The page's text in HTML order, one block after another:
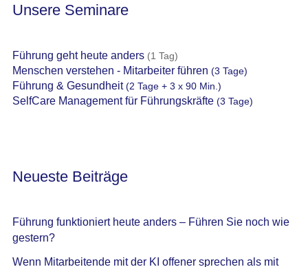
Unsere Seminare
Führung geht heute anders(1 Tag)
Menschen verstehen - Mitarbeiter führen (3 Tage)
Führung & Gesundheit(2 Tage + 3 x 90 Min.)
SelfCare Management für Führungskräfte(3 Tage)
Neueste Beiträge
Führung funktioniert heute anders – Führen Sie noch wie
gestern?
Wenn Mitarbeitende mit der KI offener sprechen als mit